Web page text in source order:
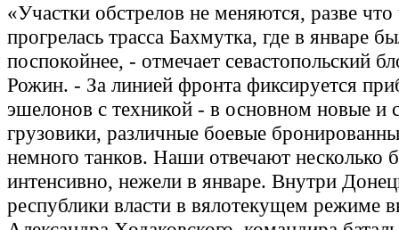
«Участки обстрелов не меняются, разве что
прогрелась трасса Бахмутка, где в январе
поспокойнее, - отмечает севастопольский
Рожин. - За линией фронта фиксируется
эшелонов с техникой - в основном новые и
грузовики, различные боевые
немного танков. Наши отвечают несколько
интенсивно, нежели в январе. Внутри
республики власти в вялотекущем режиме